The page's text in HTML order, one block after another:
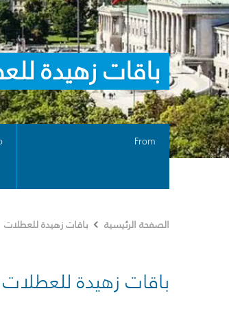
باقات زهيدة
From
الصفحة الرئيسية باقات زهيدة للعطلات
باقات زهيدة